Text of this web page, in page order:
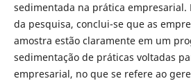
sedimentada na prática empresarial.
da pesquisa, conclui-se que as
amostra estão claramente em um
sedimentação de práticas voltadas
empresarial, no que se refere ao